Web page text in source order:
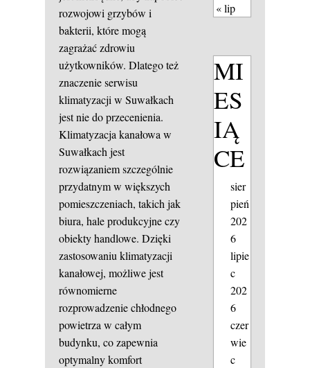
rozwojowi grzybów i
bakterii, które mogą
zagrażać zdrowiu
użytkowników. Dlatego też
znaczenie serwisu
klimatyzacji w Suwałkach
jest nie do przecenienia.
Klimatyzacja kanałowa w
Suwałkach jest
rozwiązaniem szczególnie
przydatnym w większych
pomieszczeniach, takich jak
biura, hale produkcyjne czy
obiekty handlowe. Dzięki
zastosowaniu klimatyzacji
kanałowej, możliwe jest
równomierne
rozprowadzenie chłodnego
powietrza w całym
budynku, co zapewnia
optymalny komfort
« lip
MI
ES
IĄ
CE
sier
pień
202
6
lipie
c
202
6
czer
wie
c